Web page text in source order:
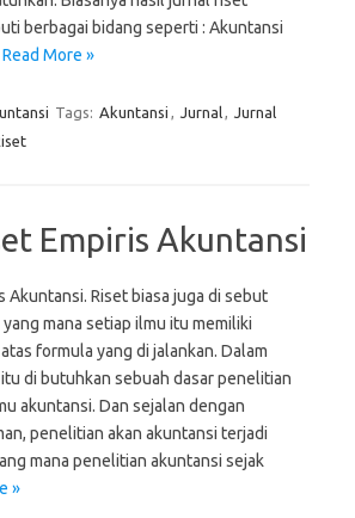
berbagai bidang seperti : Akuntansi
Read More »
Tags: Akuntansi , Jurnal, Jurnal
Empiris Akuntansi
Akuntansi. Riset biasa juga di sebut
mana setiap ilmu itu memiliki
formula yang di jalankan. Dalam
di butuhkan sebuah dasar penelitian
akuntansi. Dan sejalan dengan
penelitian akan akuntansi terjadi
mana penelitian akuntansi sejak
»